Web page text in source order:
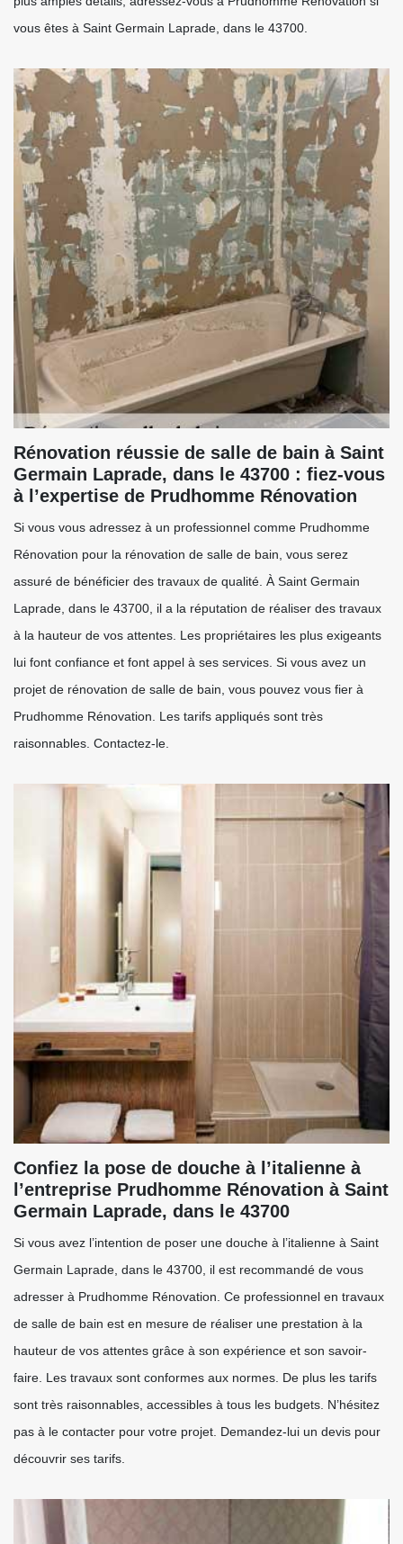
vous êtes à Saint Germain Laprade, dans le 43700.
Rénovation réussie de salle de bain à Saint
Germain Laprade, dans le 43700 : fiez-vous
à l’expertise de Prudhomme Rénovation
Si vous vous adressez à un professionnel comme Prudhomme
Rénovation pour la rénovation de salle de bain, vous serez
assuré de bénéficier des travaux de qualité. À Saint Germain
Laprade, dans le 43700, il a la réputation de réaliser des travaux
à la hauteur de vos attentes. Les propriétaires les plus exigeants
lui font confiance et font appel à ses services. Si vous avez un
projet de rénovation de salle de bain, vous pouvez vous fier à
Prudhomme Rénovation. Les tarifs appliqués sont très
raisonnables. Contactez-le.
Confiez la pose de douche à l’italienne à
l’entreprise Prudhomme Rénovation à Saint
Germain Laprade, dans le 43700
Si vous avez l’intention de poser une douche à l’italienne à Saint
Germain Laprade, dans le 43700, il est recommandé de vous
adresser à Prudhomme Rénovation. Ce professionnel en travaux
de salle de bain est en mesure de réaliser une prestation à la
hauteur de vos attentes grâce à son expérience et son savoir-
faire. Les travaux sont conformes aux normes. De plus les tarifs
sont très raisonnables, accessibles à tous les budgets. N’hésitez
pas à le contacter pour votre projet. Demandez-lui un devis pour
découvrir ses tarifs.